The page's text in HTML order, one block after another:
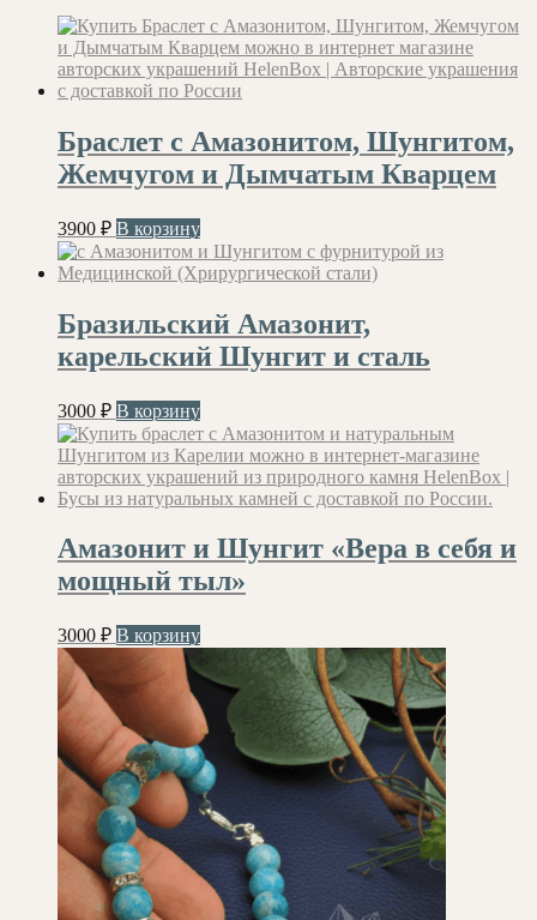
недавние
Браслет с Амазонитом, Шунгитом,
Жемчугом и Дымчатым Кварцем
3900 ₽ В корзину
Бразильский Амазонит,
карельский Шунгит и сталь
3000 ₽ В корзину
Амазонит и Шунгит «Вера в себя и
мощный тыл»
3000 ₽ В корзину